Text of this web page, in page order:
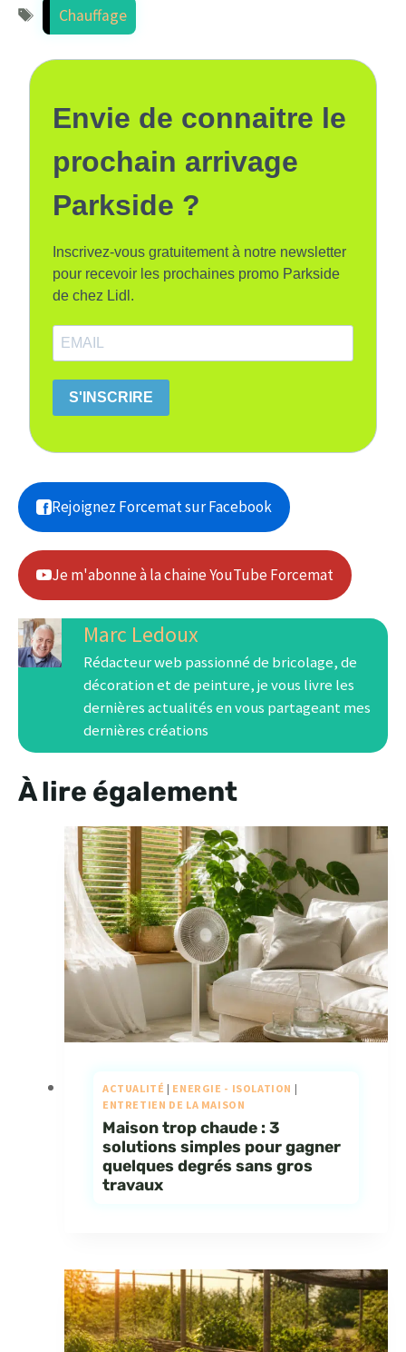
Étiquettes
Chauffage
Envie de connaitre le
prochain arrivage
Parkside ?
Inscrivez-vous gratuitement à notre newsletter
pour recevoir les prochaines promo Parkside
de chez Lidl.
S'INSCRIRE
Rejoignez Forcemat sur Facebook
Je m'abonne à la chaine YouTube Forcemat
Marc Ledoux
Rédacteur web passionné de bricolage, de
décoration et de peinture, je vous livre les
dernières actualités en vous partageant mes
dernières créations
À lire également
ACTUALITÉ | ENERGIE - ISOLATION |
ENTRETIEN DE LA MAISON
Maison trop chaude : 3
solutions simples pour gagner
quelques degrés sans gros
travaux